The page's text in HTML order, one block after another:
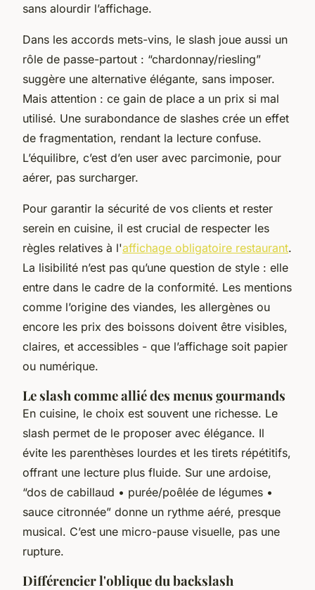
sans alourdir l’affichage.
Dans les accords mets-vins, le slash joue aussi un
rôle de passe-partout : “chardonnay/riesling”
suggère une alternative élégante, sans imposer.
Mais attention : ce gain de place a un prix si mal
utilisé. Une surabondance de slashes crée un effet
de fragmentation, rendant la lecture confuse.
L’équilibre, c’est d’en user avec parcimonie, pour
aérer, pas surcharger.
Pour garantir la sécurité de vos clients et rester
serein en cuisine, il est crucial de respecter les
règles relatives à l'affichage obligatoire restaurant.
La lisibilité n’est pas qu’une question de style : elle
entre dans le cadre de la conformité. Les mentions
comme l’origine des viandes, les allergènes ou
encore les prix des boissons doivent être visibles,
claires, et accessibles - que l’affichage soit papier
ou numérique.
Le slash comme allié des menus gourmands
En cuisine, le choix est souvent une richesse. Le
slash permet de le proposer avec élégance. Il
évite les parenthèses lourdes et les tirets répétitifs,
offrant une lecture plus fluide. Sur une ardoise,
“dos de cabillaud • purée/poêlée de légumes •
sauce citronnée” donne un rythme aéré, presque
musical. C’est une micro-pause visuelle, pas une
rupture.
Différencier l'oblique du backslash